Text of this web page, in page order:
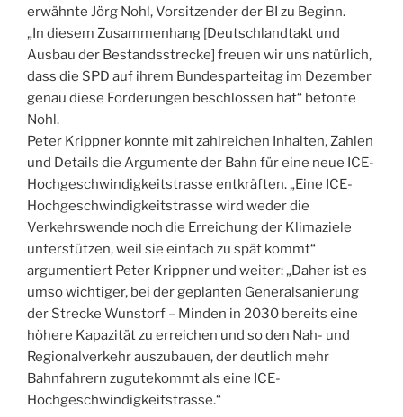
erwähnte Jörg Nohl, Vorsitzender der BI zu Beginn.
„In diesem Zusammenhang [Deutschlandtakt und
Ausbau der Bestandsstrecke] freuen wir uns natürlich,
dass die SPD auf ihrem Bundesparteitag im Dezember
genau diese Forderungen beschlossen hat“ betonte
Nohl.
Peter Krippner konnte mit zahlreichen Inhalten, Zahlen
und Details die Argumente der Bahn für eine neue ICE-
Hochgeschwindigkeitstrasse entkräften. „Eine ICE-
Hochgeschwindigkeitstrasse wird weder die
Verkehrswende noch die Erreichung der Klimaziele
unterstützen, weil sie einfach zu spät kommt“
argumentiert Peter Krippner und weiter: „Daher ist es
umso wichtiger, bei der geplanten Generalsanierung
der Strecke Wunstorf – Minden in 2030 bereits eine
höhere Kapazität zu erreichen und so den Nah- und
Regionalverkehr auszubauen, der deutlich mehr
Bahnfahrern zugutekommt als eine ICE-
Hochgeschwindigkeitstrasse.“